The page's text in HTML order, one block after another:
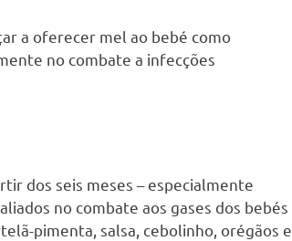
a oferecer mel ao bebé como
no combate a infecções
dos seis meses – especialmente
no combate aos gases dos bebés
pimenta, salsa, cebolinho, orégãos e